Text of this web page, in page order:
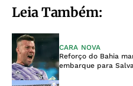
Leia Também:
CARA NOVA
Reforço do Bahia
embarque para